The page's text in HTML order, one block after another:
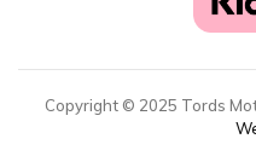
Copyright © 2025 Tords